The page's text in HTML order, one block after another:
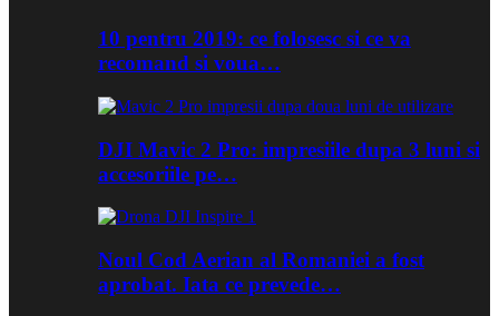
10 pentru 2019: ce folosesc si ce va
recomand si voua…
DJI Mavic 2 Pro: impresiile dupa 3 luni si
accesoriile pe…
Noul Cod Aerian al Romaniei a fost
aprobat. Iata ce prevede…